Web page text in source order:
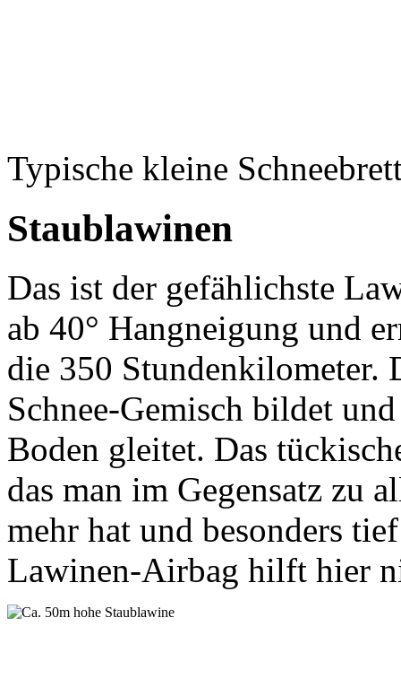
Typische kleine
Staublawinen
Das ist der gefählichste
ab 40° Hangneigung und
die 350 Stundenkilometer.
Schnee-Gemisch bildet
Boden gleitet. Das
das man im Gegensatz zu
mehr hat und besonders
Lawinen-Airbag hilft hier